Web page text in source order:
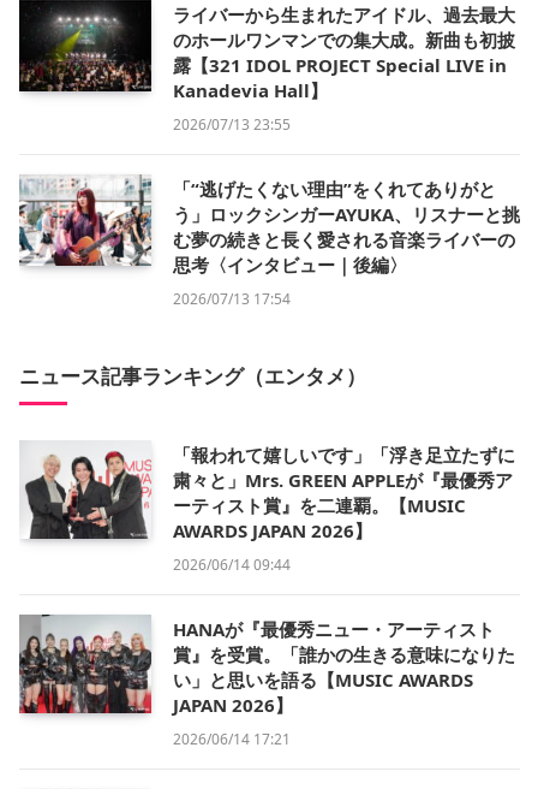
ライバーから生まれたアイドル、過去最大
のホールワンマンでの集大成。新曲も初披
露【321 IDOL PROJECT Special LIVE in
Kanadevia Hall】
2026/07/13 23:55
「“逃げたくない理由”をくれてありがと
う」ロックシンガーAYUKA、リスナーと挑
む夢の続きと長く愛される音楽ライバーの
思考〈インタビュー｜後編〉
2026/07/13 17:54
ニュース記事ランキング（エンタメ）
「報われて嬉しいです」「浮き足立たずに
粛々と」Mrs. GREEN APPLEが『最優秀ア
ーティスト賞』を二連覇。【MUSIC
AWARDS JAPAN 2026】
2026/06/14 09:44
HANAが『最優秀ニュー・アーティスト
賞』を受賞。「誰かの生きる意味になりた
い」と思いを語る【MUSIC AWARDS
JAPAN 2026】
2026/06/14 17:21